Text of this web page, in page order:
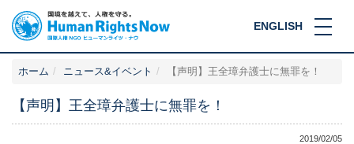
ENGLISH
ホーム ニュース&イベント 【声明】王全璋弁護士に無罪を！
【声明】王全璋弁護士に無罪を！
2019/02/05